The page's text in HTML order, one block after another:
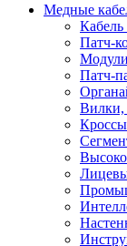
Медные
Кабель
Патч-
Патч-
Вилки,
Кроссы